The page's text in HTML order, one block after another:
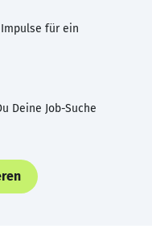
für ein
Deine Job-Suche